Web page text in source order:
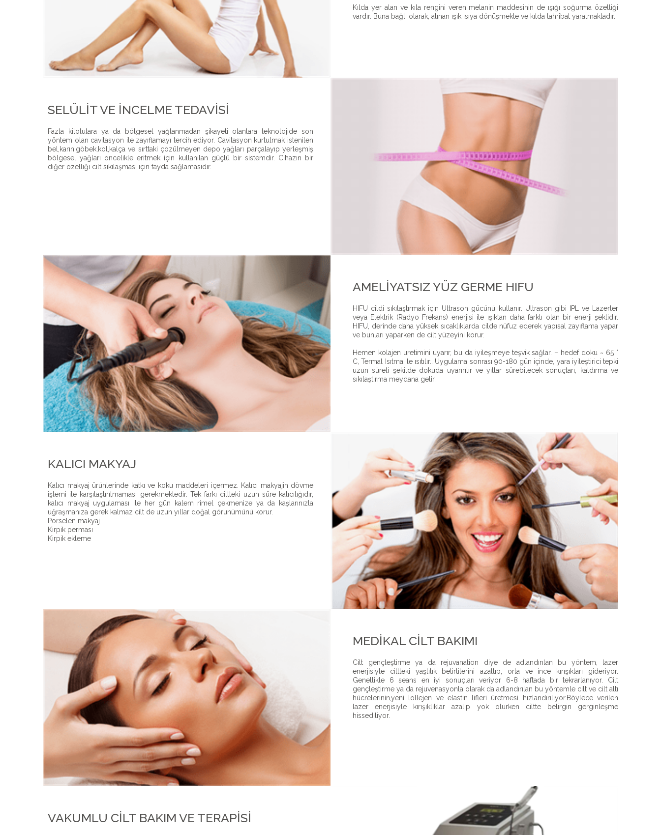
Kılda yer alan ve kıla rengini veren melanin maddesinin de ışığı soğurma özelliği
vardır. Buna bağlı olarak, alınan ışık ısıya dönüşmekte ve kılda tahribat yaratmaktadır.
SELÜLIT VE İNCELME TEDAVISI
Fazla kilolulara ya da bölgesel yağlanmadan şikayeti olanlara teknolojıde son
yöntem olan cavitasyon ile zayıflamayı tercih ediyor. Cavitasyon kurtulmak istenilen
bel,karın,göbek,kol,kalça ve sırttaki çözülmeyen depo yağları parçalayıp yerleşmiş
bölgesel yağları öncelikle eritmek için kullanılan güçlü bir sistemdir. Cihazın bir
diğer özelliği cilt sıkılaşması için fayda sağlamasıdır.
AMELIYATSIZ YÜZ GERME HIFU
HIFU cildi sıkılaştırmak için Ultrason gücünü kullanır. Ultrason gibi IPL ve Lazerler
veya Elektrik (Radyo Frekans) enerjisi ile ışıktan daha farklı olan bir enerji şeklidir.
HIFU, derinde daha yüksek sıcaklıklarda cilde nüfuz ederek yapısal zayıflama yapar
ve bunları yaparken de cilt yüzeyini korur.
Hemen kolajen üretimini uyarır, bu da iyileşmeye teşvik sağlar. – hedef doku ~ 65 °
C, Termal Isıtma ile ısıtılır.. Uygulama sonrası 90-180 gün içinde, yara iyileştirici tepki
uzun süreli şekilde dokuda uyarırılır ve yıllar sürebilecek sonuçları, kaldırma ve
sıkılaştırma meydana gelir.
KALICI MAKYAJ
Kalıcı makyaj ürünlerinde katkı ve koku maddeleri içermez. Kalıcı makyajin dövme
işlemi ile karşılaştırılmaması gerekmektedir. Tek farkı ciltteki uzun süre kalıcılığıdır,
kalıcı makyaj uygulaması ile her gün kalem rimel çekmenize ya da kaşlarınızla
uğraşmanıza gerek kalmaz cilt de uzun yıllar doğal görünümünü korur.
Porselen makyaj
Kirpik perması
Kirpik ekleme
MEDIKAL CILT BAKIMI
Cilt gençleştirme ya da rejuvanation diye de adlandırılan bu yöntem, lazer
enerjisiyle ciltteki yaşlılık belirtilerini azaltıp, orta ve ince kırışıkları gideriyor.
Genellikle 6 seans en iyi sonuçları veriyor 6-8 haftada bir tekrarlanıyor. Cilt
gençleştirme ya da rejuvenasyonla olarak da adlandırılan bu yöntemle cilt ve cilt altı
hücrelerinin,yeni lollejen ve elastin lifleri üretmesi hızlandırılıyor.Böylece verilen
lazer enerjisiyle kırışıklıklar azalıp yok olurken ciltte belirgin gerginleşme
hissediliyor.
VAKUMLU CILT BAKIM VE TERAPISI